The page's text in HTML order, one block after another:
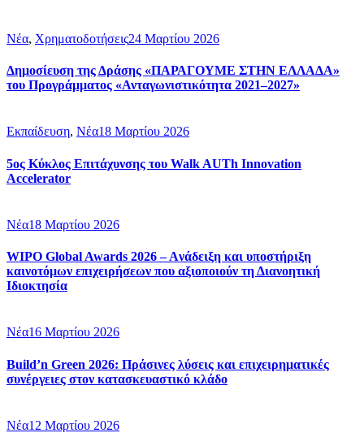
Νέα, Χρηματοδοτήσεις24 Μαρτίου 2026
Δημοσίευση της Δράσης «ΠΑΡΑΓΟΥΜΕ ΣΤΗΝ ΕΛΛΑΔΑ»
του Προγράμματος «Ανταγωνιστικότητα 2021–2027»
Εκπαίδευση, Νέα18 Μαρτίου 2026
5ος Κύκλος Επιτάχυνσης του Walk AUTh Innovation
Accelerator
Νέα18 Μαρτίου 2026
WIPO Global Awards 2026 – Aνάδειξη και υποστήριξη
καινοτόμων επιχειρήσεων που αξιοποιούν τη Διανοητική
Ιδιοκτησία
Νέα16 Μαρτίου 2026
Build’n Green 2026: Πράσινες λύσεις και επιχειρηματικές
συνέργειες στον κατασκευαστικό κλάδο
Νέα12 Μαρτίου 2026